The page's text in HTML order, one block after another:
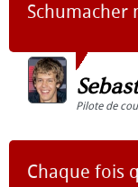
Schumacher
Pilote de
Chaque fois